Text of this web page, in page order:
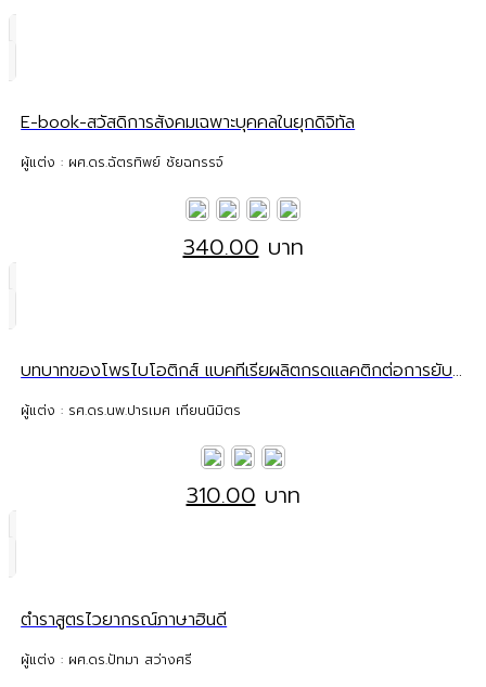
E-book-สวัสดิการสังคมเฉพาะบุคคลในยุกดิจิทัล
ผู้แต่ง : ผศ.ดร.ฉัตรทิพย์ ชัยฉกรรจ์
340.00บาท
บทบาทของโพรไบโอติกส์ แบคทีเรียผลิตกรดแลคติกต่อการยับยั้งเชื้อก่อโรคในระบบทางเดินอาหารและทางเดินปัสสาวะ
ผู้แต่ง : รศ.ดร.นพ.ปารเมศ เทียนนิมิตร
310.00บาท
ตำราสูตรไวยากรณ์ภาษาฮินดี
ผู้แต่ง : ผศ.ดร.ปัทมา สว่างศรี